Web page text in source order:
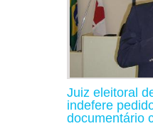
Juiz eleitoral
indefere
documentário